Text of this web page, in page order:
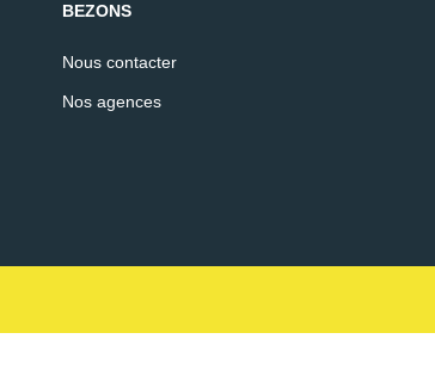
BEZONS
Nous contacter
Nos agences